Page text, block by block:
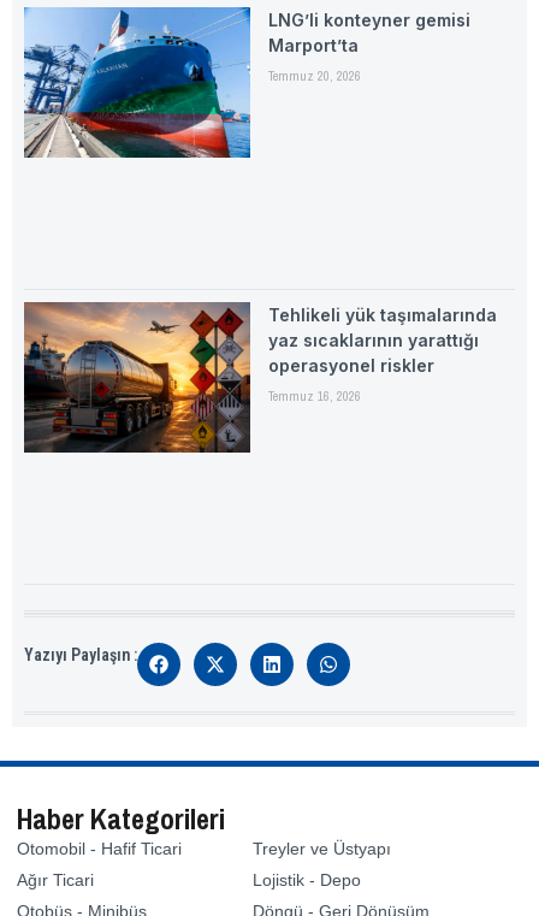
LNG’li konteyner gemisi
Marport’ta
Temmuz 20, 2026
Tehlikeli yük taşımalarında
yaz sıcaklarının yarattığı
operasyonel riskler
Temmuz 16, 2026
Yazıyı Paylaşın :
Haber Kategorileri
Otomobil - Hafif Ticari
Ağır Ticari
Otobüs - Minibüs
Treyler ve Üstyapı
Lojistik - Depo
Döngü - Geri Dönüşüm